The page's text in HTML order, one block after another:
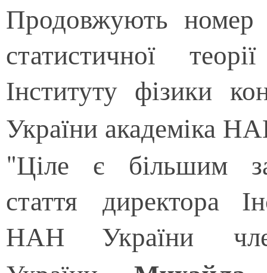
Продовжують номер
статистичної
Інституту фізики
України академіка
"Ціле є більшим
стаття директора
НАН України